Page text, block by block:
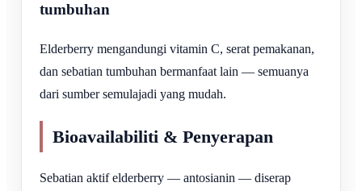
tumbuhan
Elderberry mengandungi vitamin C, serat pemakanan,
dan sebatian tumbuhan bermanfaat lain — semuanya
dari sumber semulajadi yang mudah.
Bioavailabiliti & Penyerapan
Sebatian aktif elderberry — antosianin — diserap